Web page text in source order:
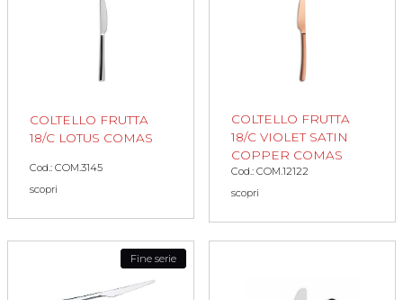
COLTELLO FRUTTA
18/C LOTUS COMAS
Cod.: COM.3145
scopri
COLTELLO FRUTTA
18/C VIOLET SATIN
COPPER COMAS
Cod.: COM.12122
scopri
Fine serie